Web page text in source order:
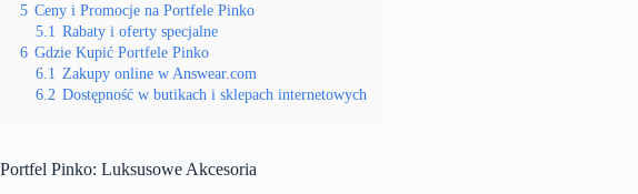
5 Ceny i Promocje na Portfele Pinko
5.1 Rabaty i oferty specjalne
6 Gdzie Kupić Portfele Pinko
6.1 Zakupy online w Answear.com
6.2 Dostępność w butikach i sklepach internetowych
Portfel Pinko: Luksusowe Akcesoria